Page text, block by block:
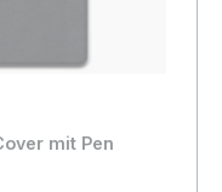
mit Pen